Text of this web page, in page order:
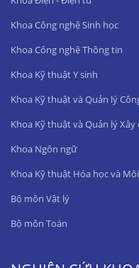
Khoa Công nghệ Sinh học
Khoa Công nghệ Thông tin
Khoa Kỹ thuật Y sinh
Khoa Kỹ thuật và Quản lý
Khoa Kỹ thuật và Quản lý
Khoa Ngôn ngữ
Khoa Kỹ thuật Hóa học và
Bộ môn Vật lý
Bộ môn Toán